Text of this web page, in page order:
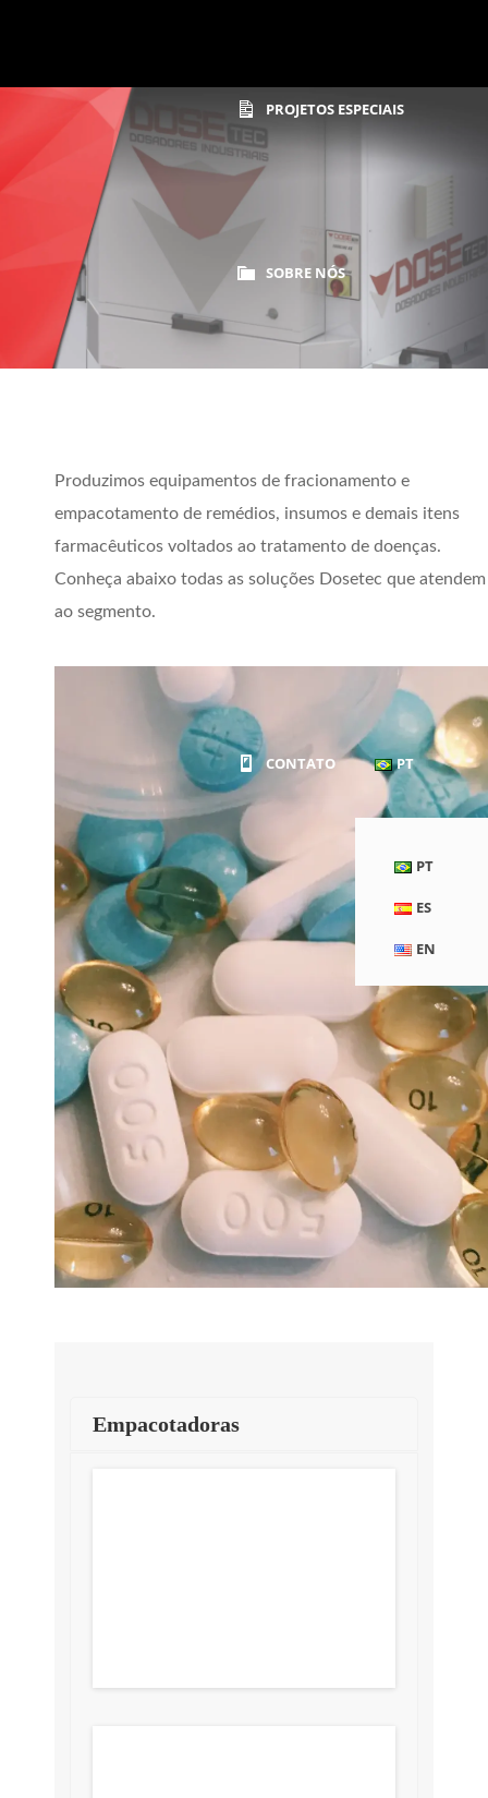
PROJETOS ESPECIAIS
SOBRE NÓS
CONTATO PT
PT
ES
EN
Home Segmentos Farmaceutico
Produzimos equipamentos de fracionamento e
empacotamento de remédios, insumos e demais itens
farmacêuticos voltados ao tratamento de doenças.
Conheça abaixo todas as soluções Dosetec que atendem
ao segmento.
Empacotadoras